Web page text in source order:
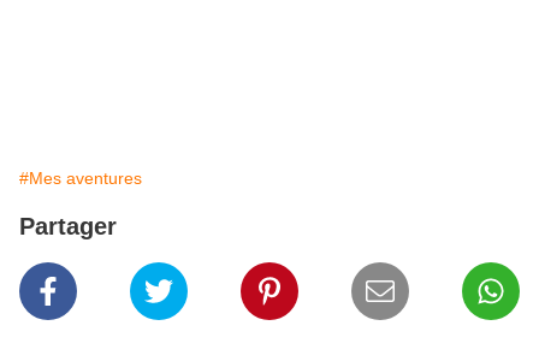
#Mes aventures
Partager